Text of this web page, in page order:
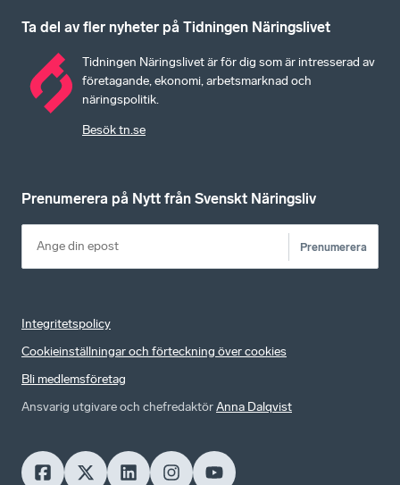
Ta del av fler nyheter på Tidningen Näringslivet
Tidningen Näringslivet är för dig som är intresserad av
företagande, ekonomi, arbetsmarknad och
näringspolitik.
Besök tn.se
Prenumerera på Nytt från Svenskt Näringsliv
Prenumerera
Integritetspolicy
Cookieinställningar och förteckning över cookies
Bli medlemsföretag
Ansvarig utgivare och chefredaktörAnna Dalqvist